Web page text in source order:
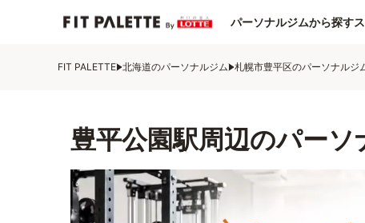
パーソナルジムから探す
FIT PALETTE 北海道のパーソナルジム 札幌市豊平区のパーソナルジ
豊平公園駅周辺のパー